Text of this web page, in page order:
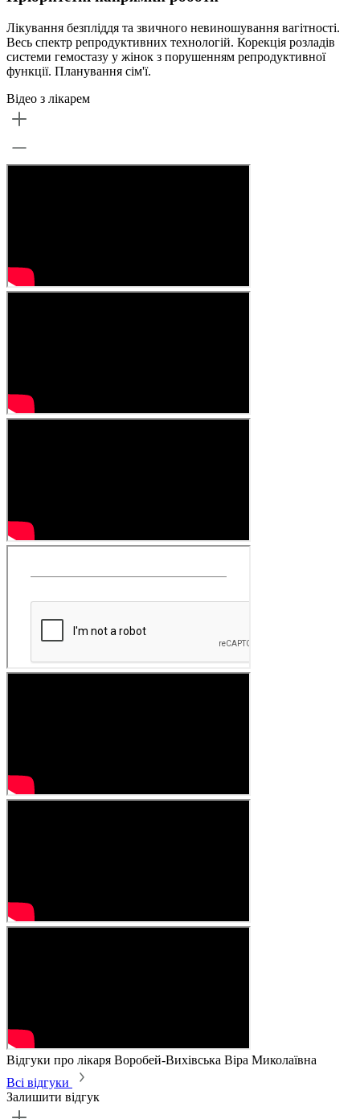
Лікування безпліддя та звичного невиношування вагітності.
Весь спектр репродуктивних технологій. Корекція розладів
системи гемостазу у жінок з порушенням репродуктивної
функції. Планування сім'ї.
Відео з лікарем
Відгуки про лікаря Воробей-Вихівська Віра Миколаївна
Всі відгуки
Залишити відгук